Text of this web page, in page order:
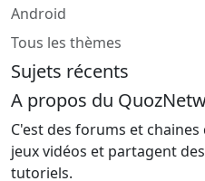
Android
Tous les thèmes
Sujets récents
A propos du
C'est des forums et
jeux vidéos et partagent
tutoriels.